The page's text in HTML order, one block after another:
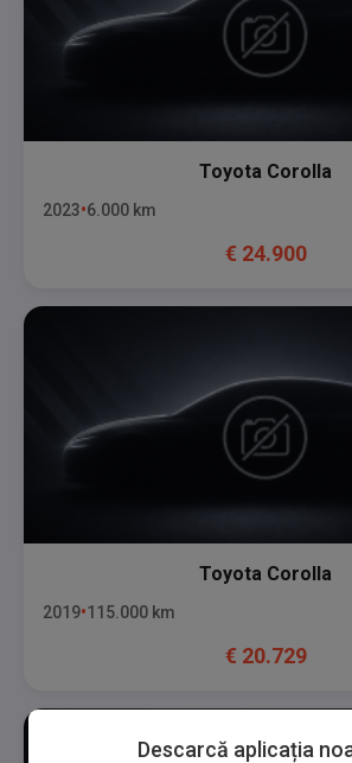
Toyota Corolla
2023 6.000 km
€ 24.900
Toyota Corolla
2019 115.000 km
€ 20.729
Descarcă aplicația